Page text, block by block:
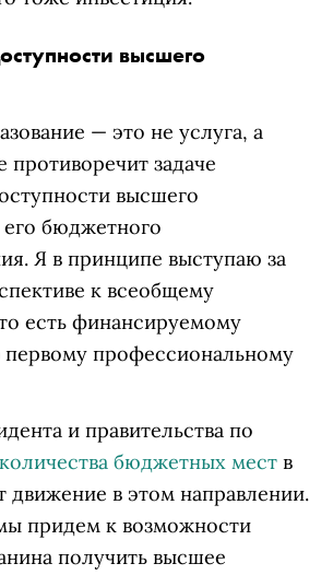
высшего
— это не услуга, а
противоречит задаче
высшего
его бюджетного
Я в принципе выступаю за
к всеобщему
есть финансируемому
первому профессиональному
и правительства по
бюджетных мест в
движение в этом направлении.
придем к возможности
получить высшее